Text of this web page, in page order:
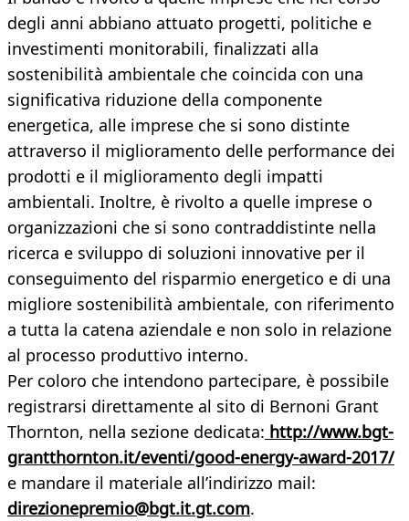
degli anni abbiano attuato progetti, politiche e
investimenti monitorabili, finalizzati alla
sostenibilità ambientale che coincida con una
significativa riduzione della componente
energetica, alle imprese che si sono distinte
attraverso il miglioramento delle performance dei
prodotti e il miglioramento degli impatti
ambientali. Inoltre, è rivolto a quelle imprese o
organizzazioni che si sono contraddistinte nella
ricerca e sviluppo di soluzioni innovative per il
conseguimento del risparmio energetico e di una
migliore sostenibilità ambientale, con riferimento
a tutta la catena aziendale e non solo in relazione
al processo produttivo interno.
Per coloro che intendono partecipare, è possibile
registrarsi direttamente al sito di Bernoni Grant
Thornton, nella sezione dedicata: http://www.bgt-
grantthornton.it/eventi/good-energy-award-2017/
e mandare il materiale all’indirizzo mail:
direzionepremio@bgt.it.gt.com.